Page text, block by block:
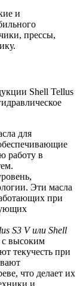
и
прессы,
Shell Tellus
для
работу в
Эти масла
при
S3 Vили Shell
высоким
текучесть при
что делает их